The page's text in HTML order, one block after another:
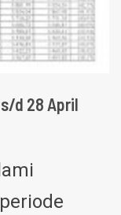
d 28 April